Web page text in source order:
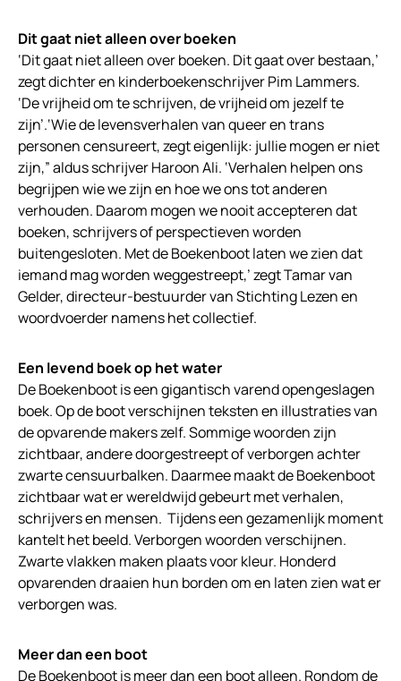
Dit gaat niet alleen over boeken
‘Dit gaat niet alleen over boeken. Dit gaat over bestaan,’
zegt dichter en kinderboekenschrijver Pim Lammers.
‘De vrijheid om te schrijven, de vrijheid om jezelf te
zijn’.‘Wie de levensverhalen van queer en trans
personen censureert, zegt eigenlijk: jullie mogen er niet
zijn,” aldus schrijver Haroon Ali. ‘Verhalen helpen ons
begrijpen wie we zijn en hoe we ons tot anderen
verhouden. Daarom mogen we nooit accepteren dat
boeken, schrijvers of perspectieven worden
buitengesloten. Met de Boekenboot laten we zien dat
iemand mag worden weggestreept,’ zegt Tamar van
Gelder, directeur-bestuurder van Stichting Lezen en
woordvoerder namens het collectief.
Een levend boek op het water
De Boekenboot is een gigantisch varend opengeslagen
boek. Op de boot verschijnen teksten en illustraties van
de opvarende makers zelf. Sommige woorden zijn
zichtbaar, andere doorgestreept of verborgen achter
zwarte censuurbalken. Daarmee maakt de Boekenboot
zichtbaar wat er wereldwijd gebeurt met verhalen,
schrijvers en mensen. Tijdens een gezamenlijk moment
kantelt het beeld. Verborgen woorden verschijnen.
Zwarte vlakken maken plaats voor kleur. Honderd
opvarenden draaien hun borden om en laten zien wat er
verborgen was.
Meer dan een boot
De Boekenboot is meer dan een boot alleen. Rondom de